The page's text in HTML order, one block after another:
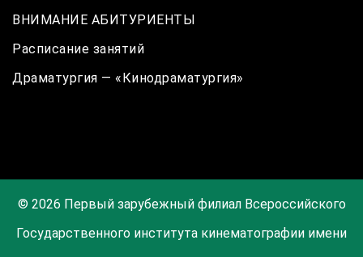
ВНИМАНИЕ АБИТУРИЕНТЫ
Расписание занятий
Драматургия — «Кинодраматургия»
© 2026 Первый зарубежный филиал Всероссийского
Государственного института кинематографии имени